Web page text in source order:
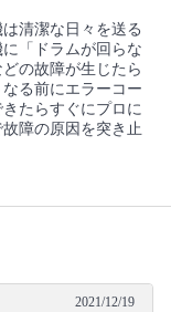
清潔な日々を送る
「ドラムが回らな
の故障が生じたら
る前にエラーコー
たらすぐにプロに
障の原因を突き止
2021/12/19